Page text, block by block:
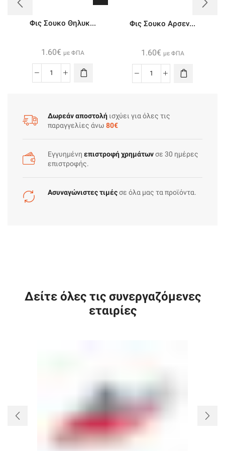
Φις Σουκο Θηλυκ...
1.60€ με ΦΠΑ
Φις
ποσότητα
Φις Σουκο Αρσεν...
1.60€ με ΦΠΑ
Φις
ποσότητα
Δωρεάν αποστολή ισχύει για όλες τις
παραγγελίες άνω 80€
Εγγυημένη επιστροφή χρημάτωνσε 30 ημέρες
επιστροφής.
Ασυναγώνιστες τιμέςσε όλα μας τα προϊόντα.
Δείτε όλες τις συνεργαζόμενες
εταιρίες